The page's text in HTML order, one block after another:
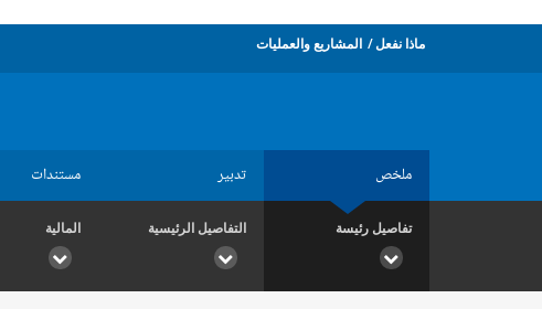
ماذا نفعل المشاريع والعمليات
ملخص تدبير مستندات
تفاصيل رئيسة التفاصيل الرئيسية المالية